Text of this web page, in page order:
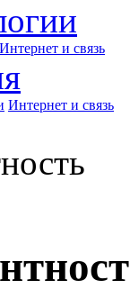
Интернет и связь
Интернет и связь